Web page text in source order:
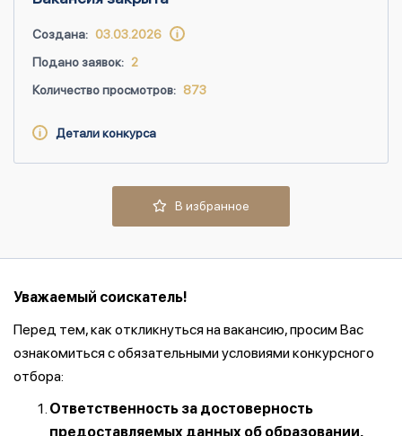
Создана: 03.03.2026
Подано заявок: 2
Количество просмотров: 873
Детали конкурса
В избранное
Уважаемый соискатель!
Перед тем, как откликнуться на вакансию, просим Вас
ознакомиться с обязательными условиями конкурсного
отбора:
Ответственность за достоверность
предоставляемых данных об образовании,